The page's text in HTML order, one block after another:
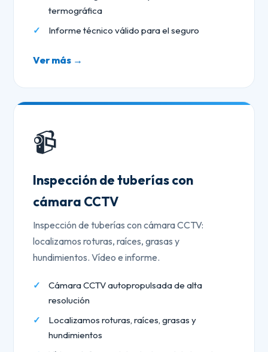
termográfica
Informe técnico válido para el seguro
Ver más →
📹
Inspección de tuberías con
cámara CCTV
Inspección de tuberías con cámara CCTV:
localizamos roturas, raíces, grasas y
hundimientos. Vídeo e informe.
Cámara CCTV autopropulsada de alta
resolución
Localizamos roturas, raíces, grasas y
hundimientos